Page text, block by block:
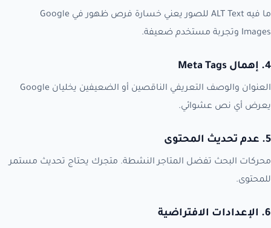
ما فيه ALT Text للصور يعني خسارة فرص ظهور في Google
Images وتجربة مستخدم ضعيفة.
4. إهمال Meta Tags
العنوان والوصف التعريفي الناقصين أو الضعيفين يخليان Google
يعرض أي نص عشوائي.
5. عدم تحديث المحتوى
محركات البحث تفضل المتاجر النشطة. متجرك يحتاج تحديث مستمر
للمحتوى.
6. الإعدادات الافتراضية